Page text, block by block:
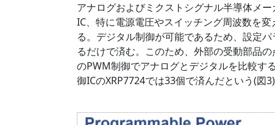
アナログおよびミクストシグナル半導体メ
IC、特に電源電圧やスイッチング周波数を
る。デジタル制御が可能であるため、設定
るだけで済む。このため、外部の受動部品
のPWM制御でアナログとデジタルを比較す
御ICのXRP7724では33個で済んだという(図3)